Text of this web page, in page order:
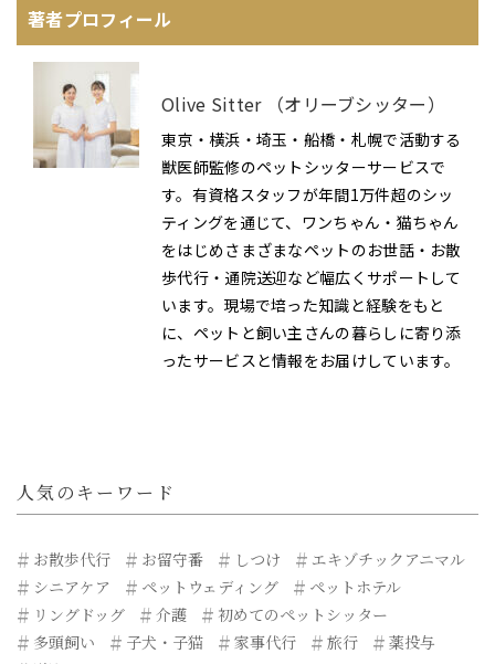
著者プロフィール
Olive Sitter （オリーブシッター）
東京・横浜・埼玉・船橋・札幌で活動する
獣医師監修のペットシッターサービスで
す。有資格スタッフが年間1万件超のシッ
ティングを通じて、ワンちゃん・猫ちゃん
をはじめさまざまなペットのお世話・お散
歩代行・通院送迎など幅広くサポートして
います。現場で培った知識と経験をもと
に、ペットと飼い主さんの暮らしに寄り添
ったサービスと情報をお届けしています。
人気のキーワード
お散歩代行 お留守番 しつけ
エキゾチックアニマル
シニアケア
ペットウェディング
ペットホテル
リングドッグ
介護
初めてのペットシッター
多頭飼い
子犬・子猫 家事代行 旅行
薬投与